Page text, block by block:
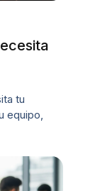
tu
equipo,